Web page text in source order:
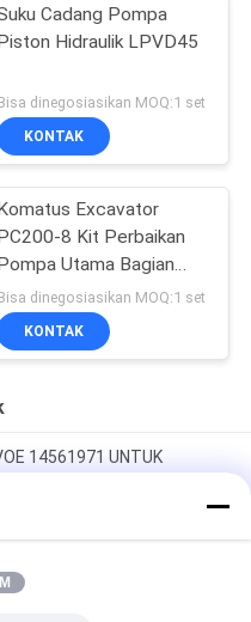
Cadang Pompa
Hidraulik LPVD45
dinegosiasikan MOQ:1 set
KONTAK
Excavator
8 Kit Perbaikan
Utama Bagian
Hidraulik Pompa
Layanan
Pemeliharaan
dinegosiasikan MOQ:1 set
KONTAK
14561971 UNTUK
14537295 UNTUK
14782798 UNTUK